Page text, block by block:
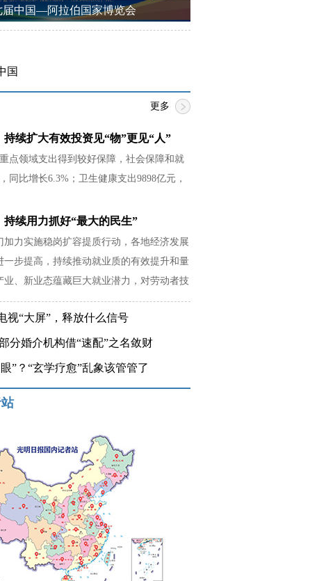
届中国—阿拉伯国家博览会
国
更多
续扩大有效投资见“物”更见“人”
点领域支出得到较好保障，社会保障和就
同比增长6.3%；卫生健康支出9898亿元，
持续用力抓好“最大的民生”
加力实施稳岗扩容提质行动，各地经济发展
一步提高，持续推动就业质的有效提升和量
业、新业态蕴藏巨大就业潜力，对劳动者技
高要求。
视“大屏”，释放什么信号
分婚介机构借“速配”之名敛财
”？“玄学疗愈”乱象该管管了